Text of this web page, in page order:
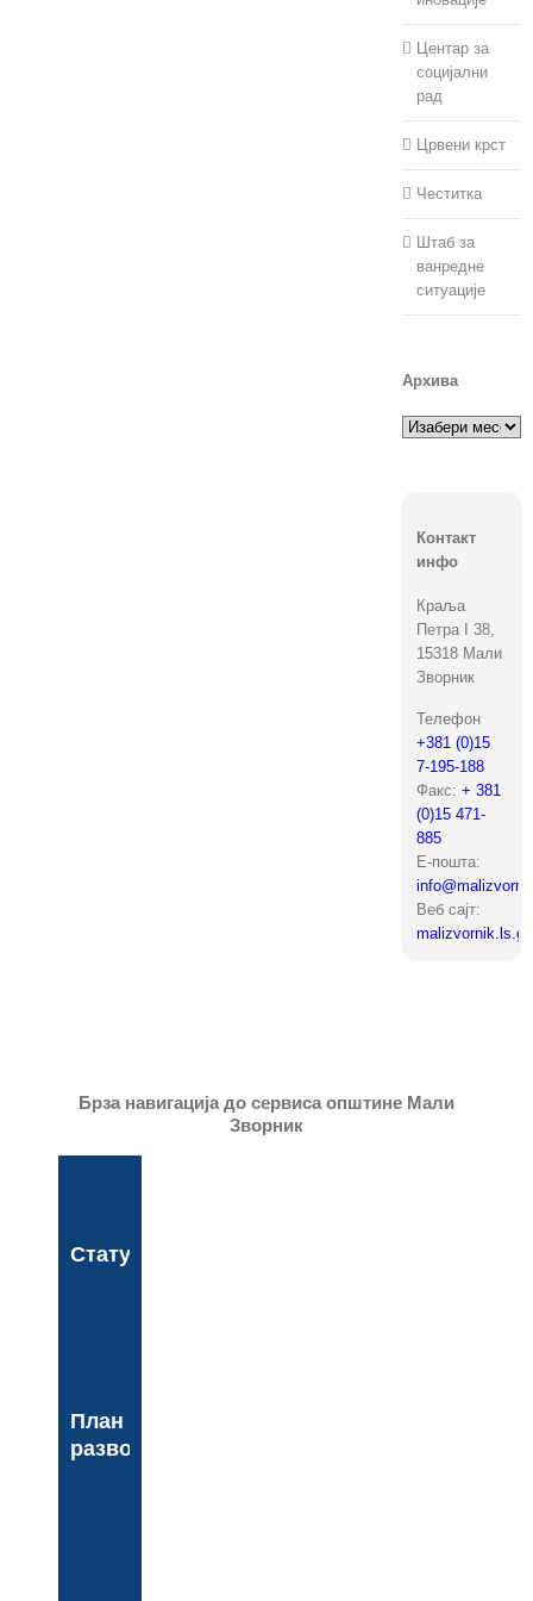
Центар за
социјални
рад
Црвени крст
Честитка
Штаб за
ванредне
ситуације
Архива
Архива
Контакт
инфо
Краља
Петра I 38,
15318 Мали
Зворник
Телефон
+381 (0)15
7-195-188
Факс: + 381
(0)15 471-
885
Е-пошта:
Веб сајт:
Брза навигација до сервиса општине Мали
Зворник
Статут
План
развоја